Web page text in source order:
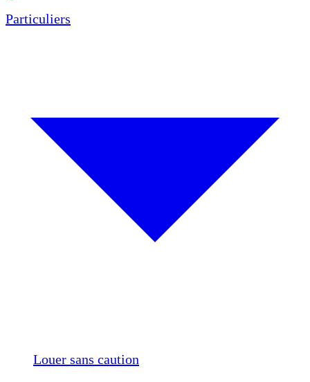
Particuliers
Louer sans caution